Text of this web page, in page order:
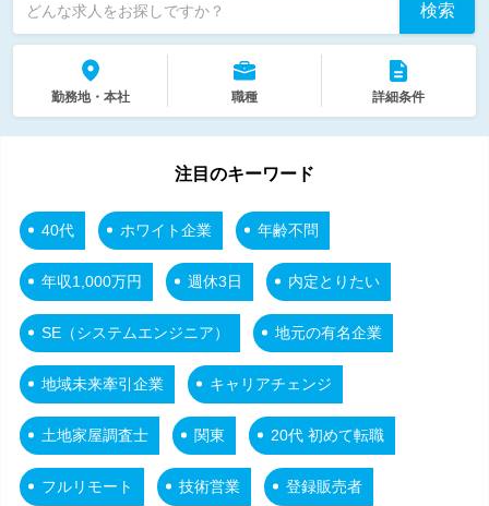
どんな求人をお探しですか？ 検索
勤務地・本社 職種 詳細条件
注目のキーワード
40代 ホワイト企業 年齢不問
年収1,000万円 週休3日 内定とりたい
SE（システムエンジニア） 地元の有名企業
地域未来牽引企業 キャリアチェンジ
土地家屋調査士 関東 20代 初めて転職
フルリモート 技術営業 登録販売者